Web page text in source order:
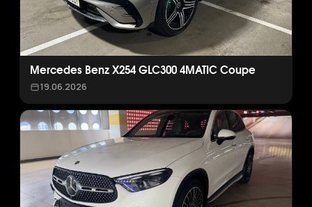
Mercedes Benz X254 GLC300 4MATIC Coupe
19.06.2026